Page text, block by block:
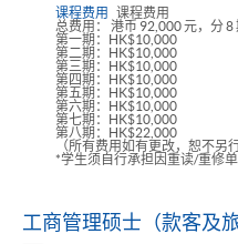
课程费用
课程费用
总费用： 港币 92,000 元，分 8
第一期：HK$10,000
第二期：HK$10,000
第三期：HK$10,000
第四期：HK$10,000
第五期：HK$10,000
第六期：HK$10,000
第七期：HK$10,000
第八期：HK$22,000
（所有费用如有更改，恕不另
*学生须自行承担因重读/重修
工商管理硕士（款客及